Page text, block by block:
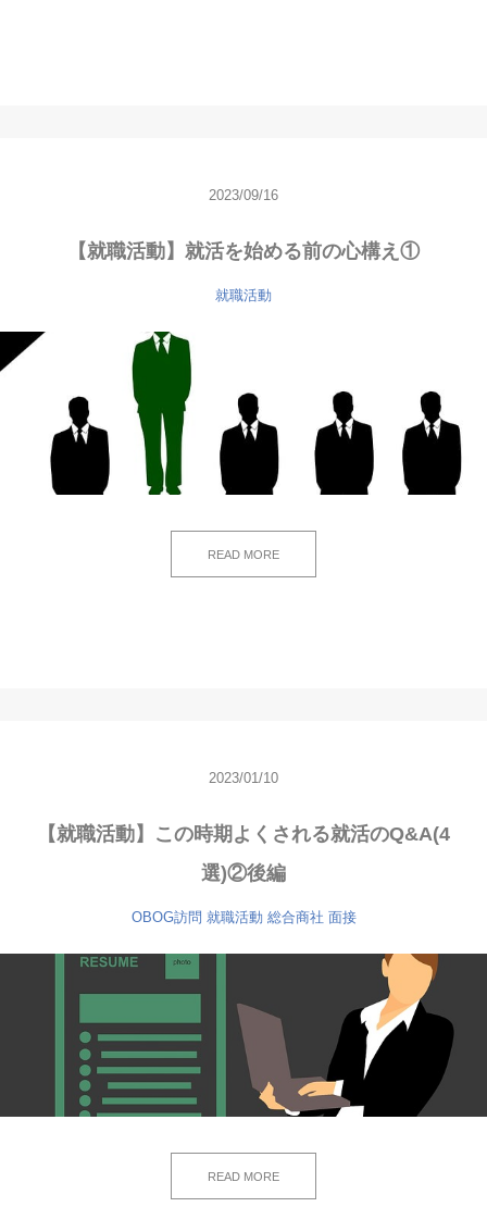
2023/09/16
【就職活動】就活を始める前の心構え①
就職活動
READ MORE
2023/01/10
【就職活動】この時期よくされる就活のQ&A(4
選)②後編
OBOG訪問 就職活動 総合商社 面接
READ MORE